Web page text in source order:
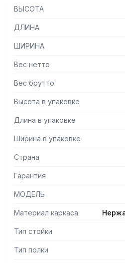
430 толщиной 2 мм
— Четыре перфорированные
стали марки AISI 430 толщиной
— Расстояние между полками
— Регулируемые опоры
ВЫСОТА
ДЛИНА
ШИРИНА
Вес нетто
Вес брутто
Высота в упаковке
Длина в упаковке
Ширина в упаковке
Страна
Гарантия
МОДЕЛЬ
Материал каркаса
Тип стойки
Тип полки